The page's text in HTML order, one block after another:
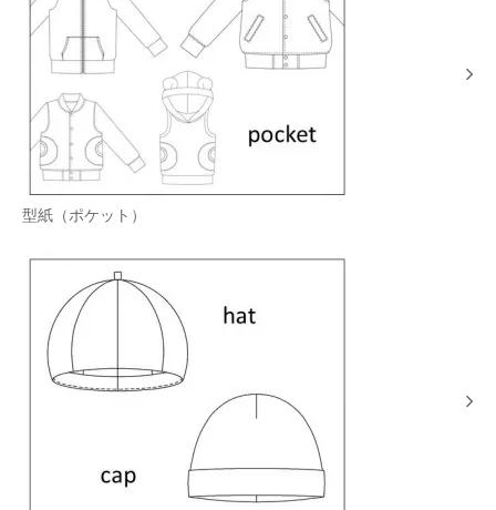
型紙（ポケット）